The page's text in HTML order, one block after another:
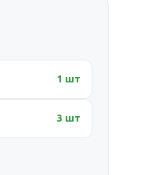
1 шт
3 шт